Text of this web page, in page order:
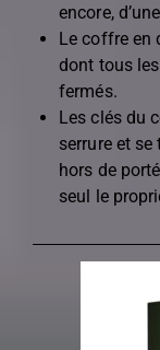
encore,
Le coffre en
dont tous
fermés.
Les clés du
serrure et
hors de
seul le